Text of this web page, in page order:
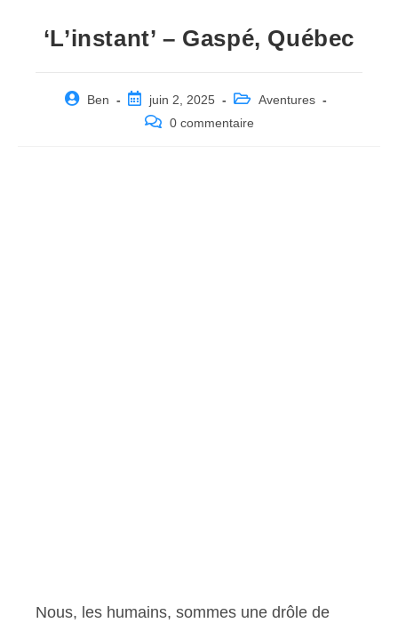
‘L’instant’ – Gaspé, Québec
PostBen
Post
published:
juin 2, 2025
Post
category:
Aventures
Post 0 commentaire
Nous, les humains, sommes une drôle de